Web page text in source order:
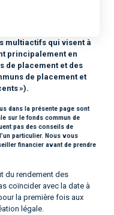
multiactifs qui visent à
principalement en
de placement et des
de placement et
»).
dans la présente page sont
sur le fonds commun de
pas des conseils de
particulier. Nous vous
financier avant de prendre
du rendement des
coïncider avec la date à
la première fois aux
légale.